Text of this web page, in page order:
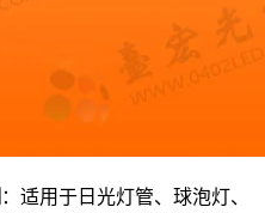
：适用于日光灯管、球泡灯、